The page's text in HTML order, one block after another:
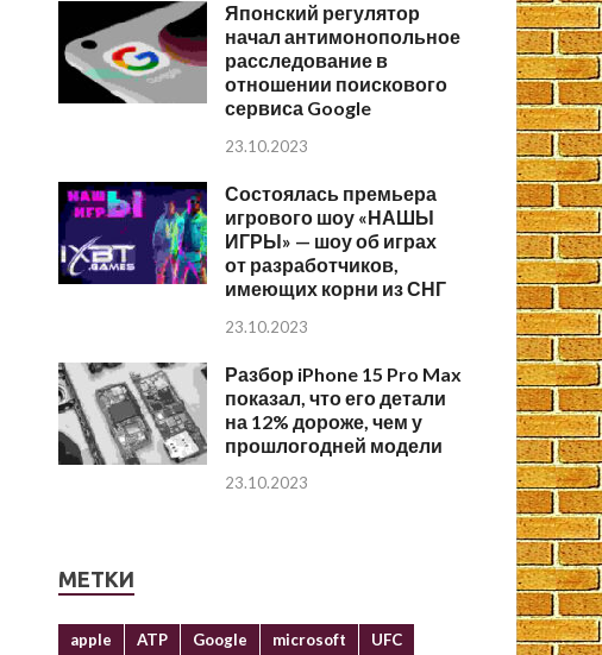
Японский регулятор
начал антимонопольное
расследование в
отношении поискового
сервиса Google
23.10.2023
Состоялась премьера
игрового шоу «НАШЫ
ИГРЫ» — шоу об играх
от разработчиков,
имеющих корни из СНГ
23.10.2023
Разбор iPhone 15 Pro Max
показал, что его детали
на 12% дороже, чем у
прошлогодней модели
23.10.2023
МЕТКИ
apple ATP Google microsoft
UFC